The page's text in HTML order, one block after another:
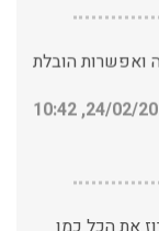
אריזה
עכשיו